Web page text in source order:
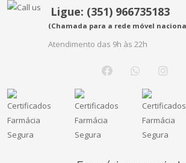
Ligue: (351) 966735183
(Chamada para a rede móvel
Atendimento das 9h às 22h